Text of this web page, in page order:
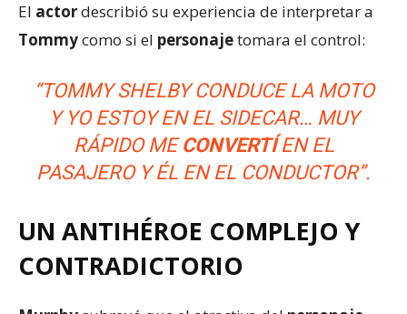
El actordescribió su experiencia de interpretar a
Tommycomo si el personajetomara el control:
“TOMMY SHELBY CONDUCE LA MOTO
Y YO ESTOY EN EL SIDECAR… MUY
RÁPIDO MECONVERTÍEN EL
PASAJERO Y ÉL EN EL CONDUCTOR”.
UN ANTIHÉROE COMPLEJO Y
CONTRADICTORIO